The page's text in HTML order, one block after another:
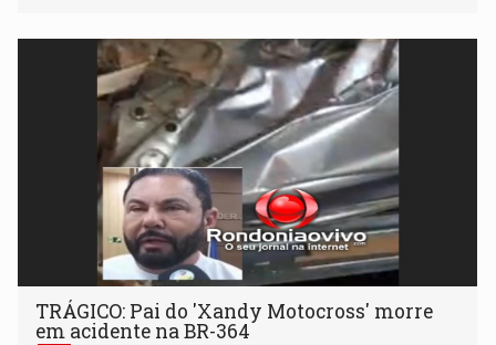
TRÁGICO: Pai do 'Xandy Motocross' morre
em acidente na BR-364